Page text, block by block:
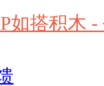
如搭积木